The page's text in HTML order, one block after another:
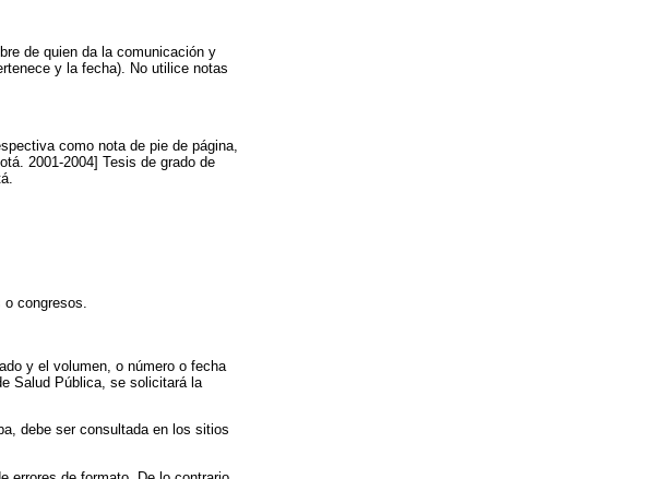
de quien da la comunicación y
y la fecha). No utilice notas
como nota de pie de página,
2001-2004] Tesis de grado de
congresos.
y el volumen, o número o fecha
Salud Pública, se solicitará la
debe ser consultada en los sitios